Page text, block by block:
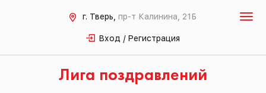
г. Тверь, пр-т Калинина, 21Б
Вход / Регистрация
Лига поздравлений